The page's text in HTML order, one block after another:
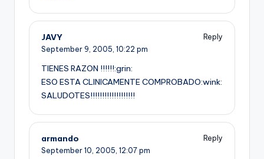
JAVY
Reply
September 9, 2005, 10:22 pm
TIENES RAZON !!!!!!:grin:
ESO ESTA CLINICAMENTE COMPROBADO:wink:
SALUDOTES!!!!!!!!!!!!!!!!!!!
armando
Reply
September 10, 2005, 12:07 pm